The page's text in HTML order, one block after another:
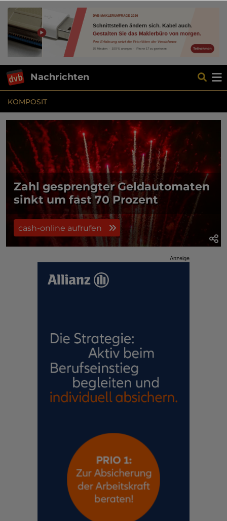
Nachrichten
KOMPOSIT
Zahl gesprengter Geldautomaten
sinkt um fast 70 Prozent
cash-online aufrufen
Anzeige